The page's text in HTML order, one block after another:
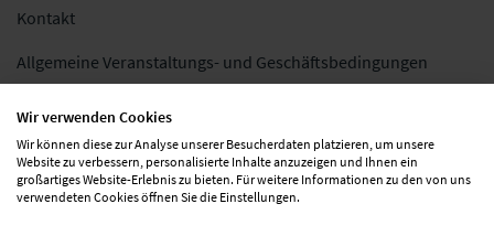
Kontakt
Allgemeine Veranstaltungs- und Geschäftsbedingungen
Datenschutz
Folgen Sie uns
Wir verwenden Cookies
Wir können diese zur Analyse unserer Besucherdaten platzieren, um unsere
Website zu verbessern, personalisierte Inhalte anzuzeigen und Ihnen ein
großartiges Website-Erlebnis zu bieten. Für weitere Informationen zu den von uns
verwendeten Cookies öffnen Sie die Einstellungen.